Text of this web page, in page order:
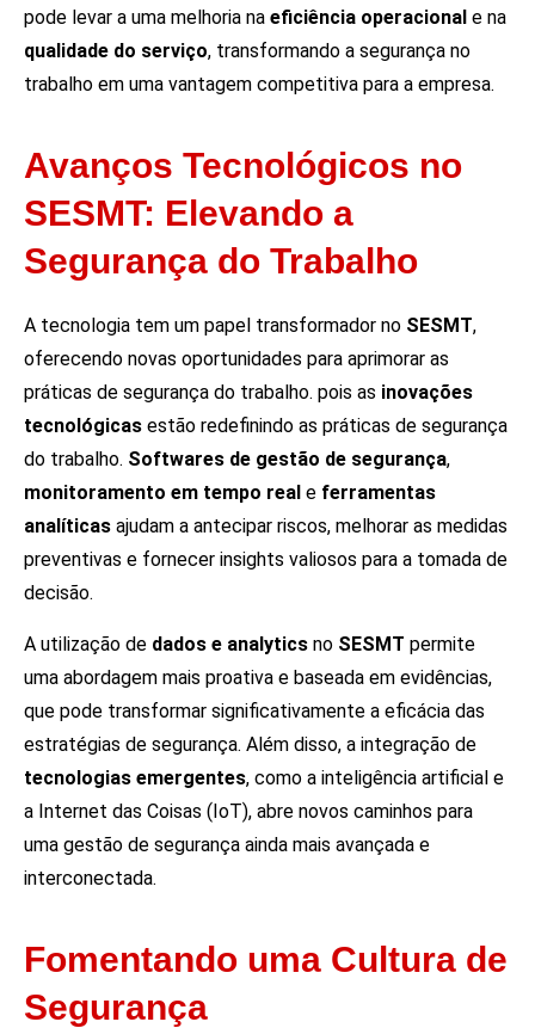
pode levar a uma melhoria na eficiência operacional e na
qualidade do serviço, transformando a segurança no
trabalho em uma vantagem competitiva para a empresa.
Avanços Tecnológicos no
SESMT: Elevando a
Segurança do Trabalho
A tecnologia tem um papel transformador no SESMT,
oferecendo novas oportunidades para aprimorar as
práticas de segurança do trabalho. pois as inovações
tecnológicas estão redefinindo as práticas de segurança
do trabalho. Softwares de gestão de segurança,
monitoramento em tempo real e ferramentas
analíticas ajudam a antecipar riscos, melhorar as medidas
preventivas e fornecer insights valiosos para a tomada de
decisão.
A utilização de dados e analytics no SESMT permite
uma abordagem mais proativa e baseada em evidências,
que pode transformar significativamente a eficácia das
estratégias de segurança. Além disso, a integração de
tecnologias emergentes, como a inteligência artificial e
a Internet das Coisas (IoT), abre novos caminhos para
uma gestão de segurança ainda mais avançada e
interconectada.
Fomentando uma Cultura de
Segurança